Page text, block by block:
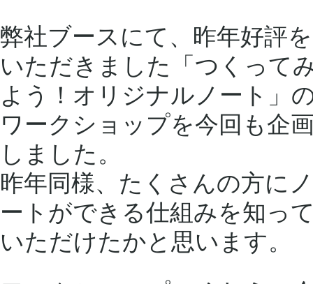
弊社ブースにて、昨年好評を
いただきました「つくって
よう！オリジナルノート」
ワークショップを今回も企
しました。
昨年同様、たくさんの方にノ
ートができる仕組みを知っ
いただけたかと思います。